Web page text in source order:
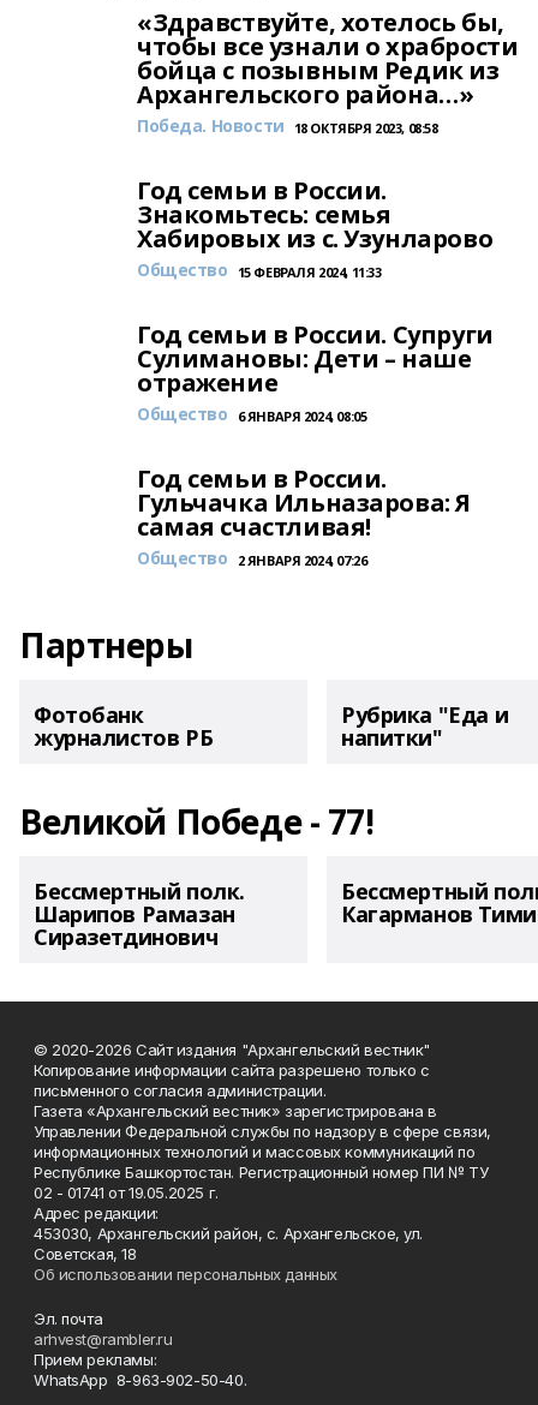
«Здравствуйте, хотелось бы,
чтобы все узнали о храбрости
бойца с позывным Редик из
Архангельского района…»
Победа. Новости 18 ОКТЯБРЯ 2023, 08:58
Год семьи в России.
Знакомьтесь: семья
Хабировых из с. Узунларово
Общество 15 ФЕВРАЛЯ 2024, 11:33
Год семьи в России. Супруги
Сулимановы: Дети – наше
отражение
Общество 6 ЯНВАРЯ 2024, 08:05
Год семьи в России.
Гульчачка Ильназарова: Я
самая счастливая!
Общество 2 ЯНВАРЯ 2024, 07:26
Партнеры
Фотобанк
журналистов РБ
Рубрика "Еда и
напитки"
Великой Победе - 77!
Бессмертный полк.
Шарипов Рамазан
Сиразетдинович
Бессмертный
Кагарманов
© 2020-2026 Сайт издания "Архангельский вестник"
Копирование информации сайта разрешено только с
письменного согласия администрации.
Газета «Архангельский вестник» зарегистрирована в
Управлении Федеральной службы по надзору в сфере связи,
информационных технологий и массовых коммуникаций по
Республике Башкортостан. Регистрационный номер ПИ № ТУ
02 - 01741 от 19.05.2025 г.
Адрес редакции:
453030, Архангельский район, с. Архангельское, ул.
Советская, 18
Об использовании персональных данных
Эл. почта
arhvest@rambler.ru
Прием рекламы:
WhatsApp 8-963-902-50-40.